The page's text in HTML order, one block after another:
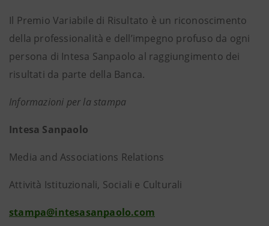
Il Premio Variabile di Risultato è un riconoscimento
della professionalità e dell’impegno profuso da ogni
persona di Intesa Sanpaolo al raggiungimento dei
risultati da parte della Banca.
Informazioni per la stampa
Intesa Sanpaolo
Media and Associations Relations
Attività Istituzionali, Sociali e Culturali
stampa@intesasanpaolo.com